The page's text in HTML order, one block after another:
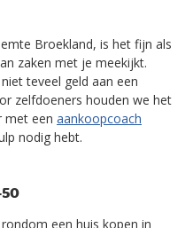
Broekland, is het fijn als
zaken met je meekijkt.
teveel geld aan een
zelfdoeners houden we het
met een aankoopcoach
nodig hebt.
een huis kopen in